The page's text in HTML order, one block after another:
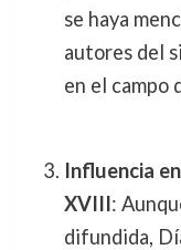
se haya
autores del
en el campo
Influencia
XVIII:
difundida,